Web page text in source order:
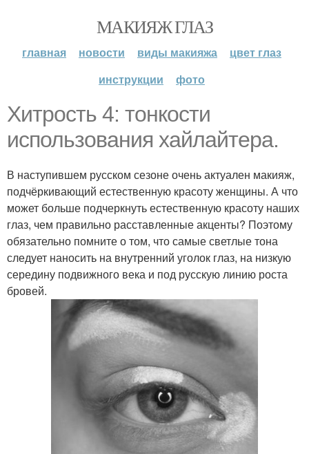
МАКИЯЖ ГЛАЗ
главная новости виды макияжа
цвет глаз
инструкции
фото
Хитрость 4: тонкости
использования хайлайтера.
В наступившем русском сезоне очень актуален макияж,
подчёркивающий естественную красоту женщины. А что
может больше подчеркнуть естественную красоту наших
глаз, чем правильно расставленные акценты? Поэтому
обязательно помните о том, что самые светлые тона
следует наносить на внутренний уголок глаз, на низкую
середину подвижного века и под русскую линию роста
бровей.